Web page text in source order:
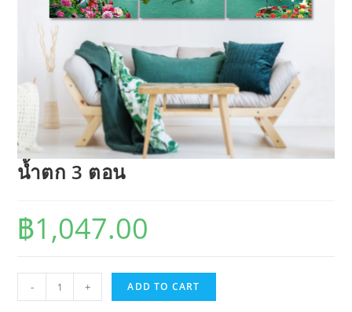
น้ำตก 3 ตอน
฿1,047.00
3
- + ADD TO CART